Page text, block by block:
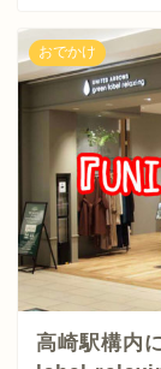
おでかけ
高崎駅構内